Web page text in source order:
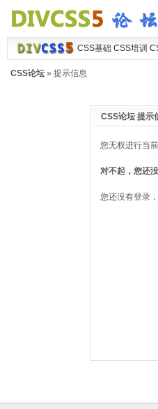
CSS基础 CSS培训
CSS论坛» 提示信息
CSS论坛 提示
您无权进行当
对不起，您还
您还没有登录